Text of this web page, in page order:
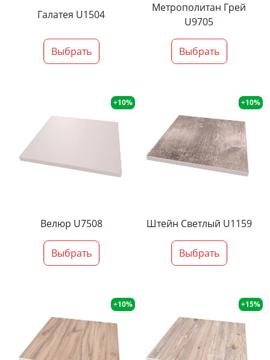
Галатея U1504
Выбрать
Метрополитан Грей
U9705
Выбрать
+10%
Велюр U7508
Выбрать
+10%
Штейн Светлый U1159
Выбрать
+10% +15%